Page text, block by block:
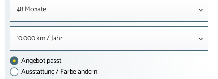
48 Monate
10.000 km / Jahr
Angebot passt
Ausstattung / Farbe ändern